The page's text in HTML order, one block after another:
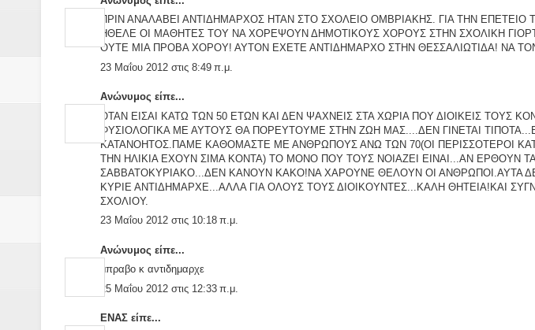
ΠΡΙΝ ΑΝΑΛΑΒΕΙ ΑΝΤΙΔΗΜΑΡΧΟΣ ΗΤΑΝ ΣΤΟ ΣΧΟΛΕΙΟ ΟΜΒΡΙΑΚΗΣ. ΓΙΑ ΤΗΝ ΕΠΕΤΕΙΟ
ΗΘΕΛΕ ΟΙ ΜΑΘΗΤΕΣ ΤΟΥ ΝΑ ΧΟΡΕΨΟΥΝ ΔΗΜΟΤΙΚΟΥΣ ΧΟΡΟΥΣ ΣΤΗΝ ΣΧΟΛΙΚΗ
ΟΥΤΕ ΜΙΑ ΠΡΟΒΑ ΧΟΡΟΥ! ΑΥΤΟΝ ΕΧΕΤΕ ΑΝΤΙΔΗΜΑΡΧΟ ΣΤΗΝ ΘΕΣΣΑΛΙΩΤΙΔΑ! ΝΑ
23 Μαΐου 2012 στις 8:49 π.μ.
Ανώνυμος είπε...
ΟΤΑΝ ΕΙΣΑΙ ΚΑΤΩ ΤΩΝ 50 ΕΤΩΝ ΚΑΙ ΔΕΝ ΨΑΧΝΕΙΣ ΣΤΑ ΧΩΡΙΑ ΠΟΥ ΔΙΟΙΚΕΙΣ ΤΟΥΣ
ΦΥΣΙΟΛΟΓΙΚΑ ΜΕ ΑΥΤΟΥΣ ΘΑ ΠΟΡΕΥΤΟΥΜΕ ΣΤΗΝ ΖΩΗ ΜΑΣ....ΔΕΝ ΓΙΝΕΤΑΙ
ΚΑΤΑΝΟΗΤΟΣ.ΠΑΜΕ ΚΑΘΟΜΑΣΤΕ ΜΕ ΑΝΘΡΩΠΟΥΣ ΑΝΩ ΤΩΝ 70(ΟΙ ΠΕΡΙΣΣΟΤΕΡΟΙ
ΤΗΝ ΗΛΙΚΙΑ ΕΧΟΥΝ ΣΙΜΑ ΚΟΝΤΑ) ΤΟ ΜΟΝΟ ΠΟΥ ΤΟΥΣ ΝΟΙΑΖΕΙ ΕΙΝΑΙ...ΑΝ ΕΡΘΟΥΝ
ΣΑΒΒΑΤΟΚΥΡΙΑΚΟ...ΔΕΝ ΚΑΝΟΥΝ ΚΑΚΟ!ΝΑ ΧΑΡΟΥΝΕ ΘΕΛΟΥΝ ΟΙ ΑΝΘΡΩΠΟΙ.ΑΥΤΑ
ΚΥΡΙΕ ΑΝΤΙΔΗΜΑΡΧΕ...ΑΛΛΑ ΓΙΑ ΟΛΟΥΣ ΤΟΥΣ ΔΙΟΙΚΟΥΝΤΕΣ...ΚΑΛΗ ΘΗΤΕΙΑ!ΚΑΙ
ΣΧΟΛΙΟΥ.
23 Μαΐου 2012 στις 10:18 π.μ.
Ανώνυμος είπε...
μπραβο κ αντιδημαρχε
25 Μαΐου 2012 στις 12:33 π.μ.
ΕΝΑΣ είπε...